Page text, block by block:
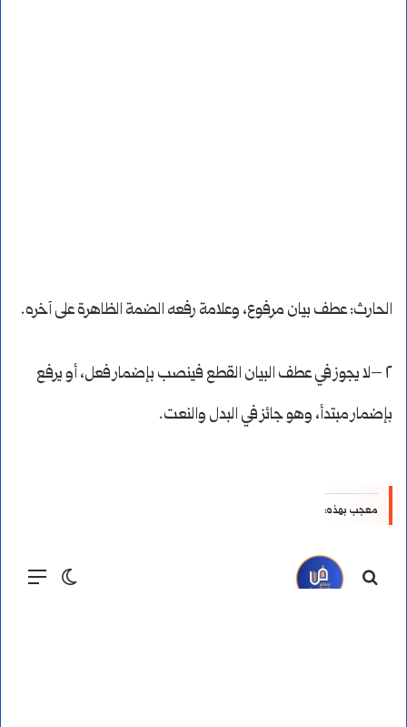
الحارث: عطف بيان مرفوع، وعلامة رفعه الضمة الظاهرة على آخره.
٢ –لا يجوز في عطف البيان القطع فينصب بإضمار فعل، أو يرفع
بإضمار مبتدأ، وهو جائز في البدل والنعت.
معجب بهذه: